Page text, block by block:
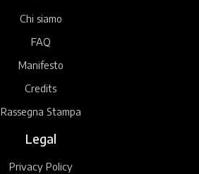
Chi siamo
FAQ
Manifesto
Credits
Rassegna Stampa
Legal
Privacy Policy